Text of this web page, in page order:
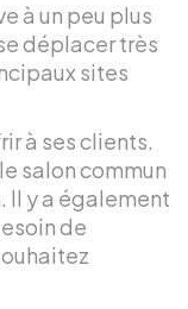
à un peu plus
déplacer très
sites
à ses clients.
salon commun
Il y a également
de